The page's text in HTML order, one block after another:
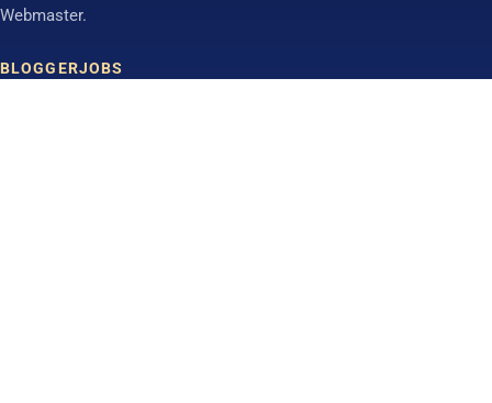
Webmaster.
BLOGGERJOBS